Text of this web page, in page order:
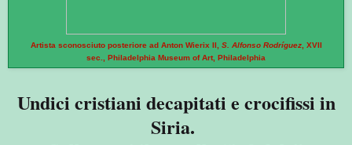
Artista sconosciuto posteriore ad Anton Wierix II, S. Alfonso Rodríguez, XVII
sec., Philadelphia Museum of Art, Philadelphia
Undici cristiani decapitati e crocifissi in
Siria.